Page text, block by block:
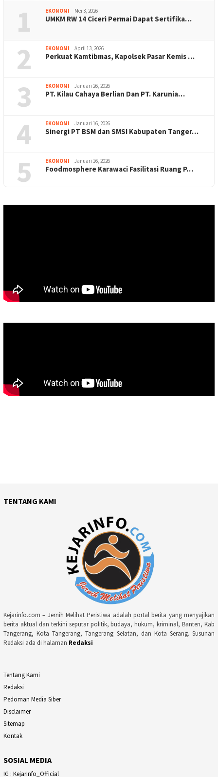
1 EKONOMI Mei 3, 2026
UMKM RW 14 Ciceri Permai Dapat Sertifika…
2 EKONOMI April 13, 2026
Perkuat Kamtibmas, Kapolsek Pasar Kemis …
3 EKONOMI Januari 26, 2026
PT. Kilau Cahaya Berlian Dan PT. Karunia…
4 EKONOMI Januari 16, 2026
Sinergi PT BSM dan SMSI Kabupaten Tanger…
5 EKONOMI Januari 16, 2026
Foodmosphere Karawaci Fasilitasi Ruang P…
TENTANG KAMI
Kejarinfo.com – Jernih Melihat Peristiwa adalah portal berita yang menyajikan
berita aktual dan terkini seputar politik, budaya, hukum, kriminal, Banten, Kab
Tangerang, Kota Tangerang, Tangerang Selatan, dan Kota Serang. Susunan
Redaksi ada di halaman Redaksi
Tentang Kami
Redaksi
Pedoman Media Siber
Disclaimer
Sitemap
Kontak
SOSIAL MEDIA
IG : Kejarinfo_Official